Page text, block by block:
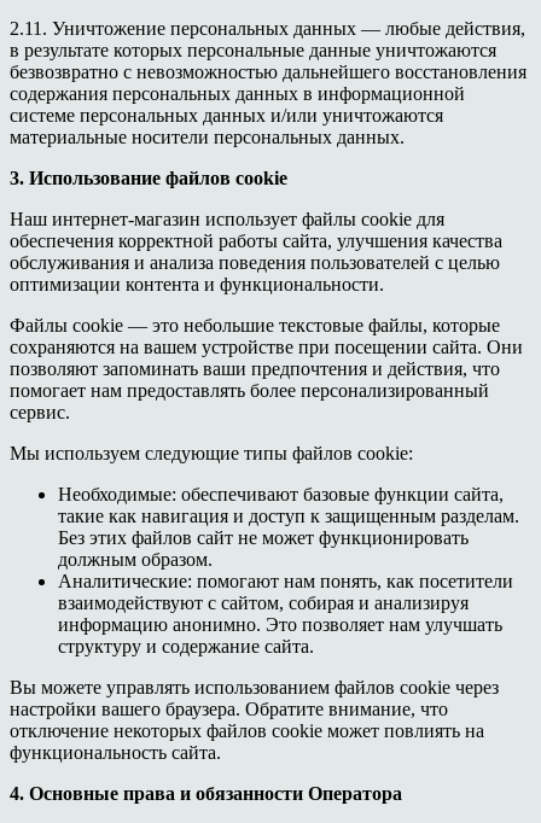
2.11. Уничтожение персональных данных — любые действия,
в результате которых персональные данные уничтожаются
безвозвратно с невозможностью дальнейшего восстановления
содержания персональных данных в информационной
системе персональных данных и/или уничтожаются
материальные носители персональных данных.
3. Использование файлов cookie
Наш интернет-магазин использует файлы cookie для
обеспечения корректной работы сайта, улучшения качества
обслуживания и анализа поведения пользователей с целью
оптимизации контента и функциональности.
Файлы cookie — это небольшие текстовые файлы, которые
сохраняются на вашем устройстве при посещении сайта. Они
позволяют запоминать ваши предпочтения и действия, что
помогает нам предоставлять более персонализированный
сервис.
Мы используем следующие типы файлов cookie:
Необходимые: обеспечивают базовые функции сайта,
такие как навигация и доступ к защищенным разделам.
Без этих файлов сайт не может функционировать
должным образом.
Аналитические: помогают нам понять, как посетители
взаимодействуют с сайтом, собирая и анализируя
информацию анонимно. Это позволяет нам улучшать
структуру и содержание сайта.
Вы можете управлять использованием файлов cookie через
настройки вашего браузера. Обратите внимание, что
отключение некоторых файлов cookie может повлиять на
функциональность сайта.
4. Основные права и обязанности Оператора